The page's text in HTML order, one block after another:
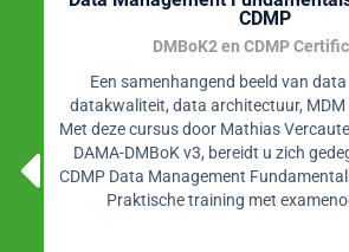
CDMP
DMBoK2 en CDMP
Een samenhangend beeld van
datakwaliteit, data architectuur, MDM
Met deze cursus door Mathias
DAMA-DMBoK v3, bereidt u zich
CDMP Data Management
Praktische training met